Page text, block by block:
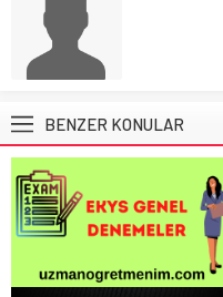
BENZER KONULAR